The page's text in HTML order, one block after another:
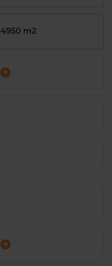
4950 m2
+
+